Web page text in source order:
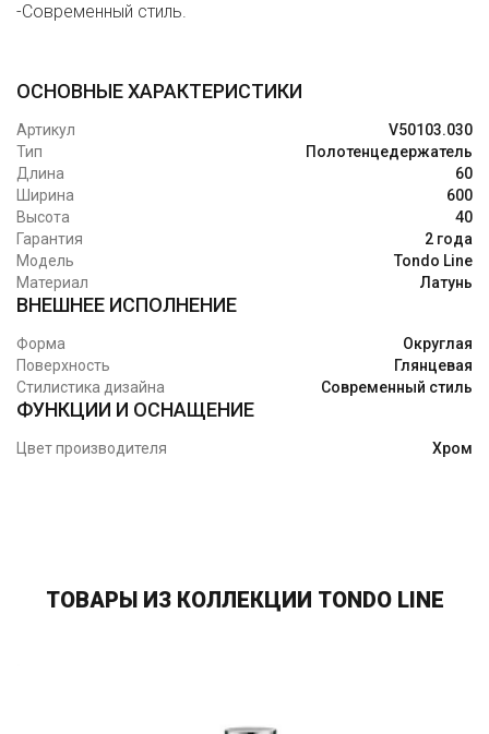
-Современный стиль.
ОСНОВНЫЕ ХАРАКТЕРИСТИКИ
Артикул
V50103.030
Тип
Полотенцедержатель
Длина
60
Ширина
600
Высота
40
Гарантия
2 года
Модель
Tondo Line
Материал
Латунь
ВНЕШНЕЕ ИСПОЛНЕНИЕ
Форма
Округлая
Поверхность
Глянцевая
Стилистика дизайна
Современный стиль
ФУНКЦИИ И ОСНАЩЕНИЕ
Цвет производителя Хром
ТОВАРЫ ИЗ КОЛЛЕКЦИИ TONDO LINE